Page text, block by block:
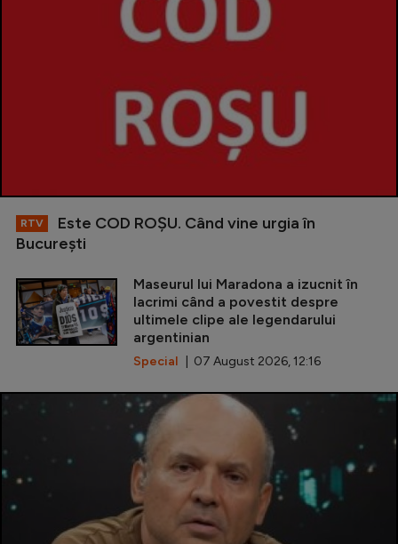
RTV
Este COD ROŞU. Când vine urgia în
Bucureşti
Maseurul lui Maradona a izucnit în
lacrimi când a povestit despre
ultimele clipe ale legendarului
argentinian
Special | 07 August 2026, 12:16